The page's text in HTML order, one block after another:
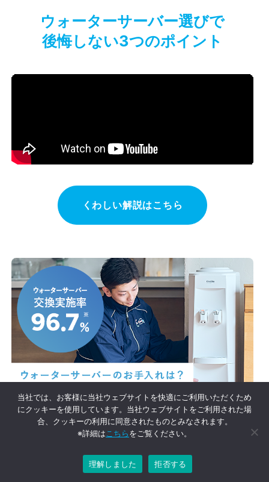
ウォーターサーバー選びで
後悔しない3つのポイント
くわしい解説はこちら
※ 2023年12月から2024年11月におけるサーバーメンテナンス実績台
数の割合（自社調べ）
当社では、お客様に当社ウェブサイトを快適にご利用いただくため
にクッキーを使用しています。当社ウェブサイトをご利用された場
合、クッキーの利用に同意されたものとみなされます。
※詳細は こちらをご覧ください。
理解しました 拒否する